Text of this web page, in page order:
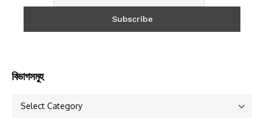
বিভাগসমুহ